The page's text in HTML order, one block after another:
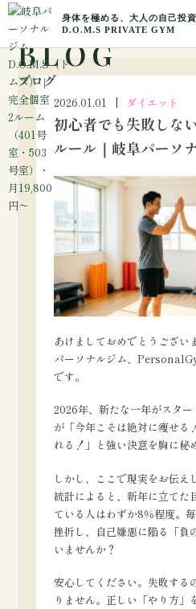
BLOG
ブログ
2026.01.01 ダイエット
初心者でも失敗しな
ルール｜岐阜パーソ
あけましておめでとうござい
パーソナルジム、
です。
2026年、新たな一年がスタ
が「今年こそは絶対に痩せる
れる！」と強い決意を胸に秘
しかし、ここで現実をお伝え
統計によると、新年に立てた
ている人はわずか8％程度。
挫折し、自己嫌悪に陥る「負
いませんか？
安心してください。失敗する
りません。正しい「やり方」